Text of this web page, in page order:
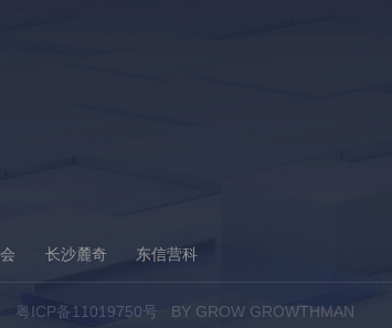
长沙麓奇 东信营科
粤ICP备11019750号 BY GROW GROWTHMAN